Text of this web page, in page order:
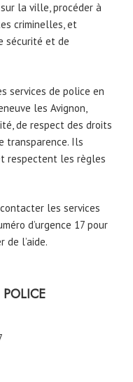
la ville, procéder à
criminelles, et
sécurité et de
services de police en
les Avignon,
de respect des droits
transparence. Ils
respectent les règles
les services
d’urgence 17 pour
de l’aide.